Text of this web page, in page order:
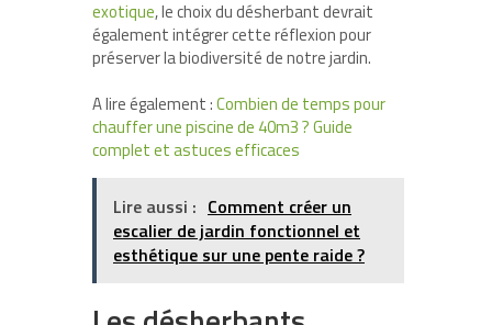
exotique, le choix du désherbant devrait
également intégrer cette réflexion pour
préserver la biodiversité de notre jardin.
A lire également :Combien de temps pour
chauffer une piscine de 40m3 ? Guide
complet et astuces efficaces
Lire aussi : Comment créer un
escalier de jardin fonctionnel et
esthétique sur une pente raide ?